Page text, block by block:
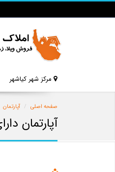
مرکز شهر کیاشهر
صفحه اصلی آپارتمان
آپارتمان